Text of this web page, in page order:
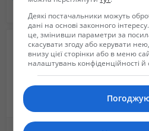
Не указана
Деякі постачальники можуть
дані на основі законного
це, змінивши параметри за
скасувати згоду або керувати
внизу цієї сторінки або в меню
налаштувань конфіденційності й